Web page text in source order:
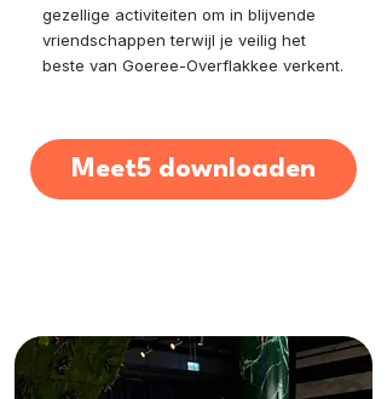
gezellige activiteiten om in blijvende
vriendschappen terwijl je veilig het
beste van Goeree-Overflakkee verkent.
Meet5 downloaden